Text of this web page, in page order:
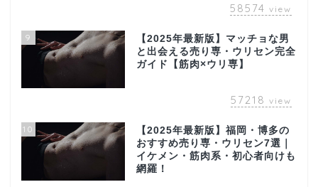
58574 view
9
【2025年最新版】マッチョな男
と出会える売り専・ウリセン完全
ガイド【筋肉×ウリ専】
57218 view
10
【2025年最新版】福岡・博多の
おすすめ売り専・ウリセン7選｜
イケメン・筋肉系・初心者向けも
網羅！